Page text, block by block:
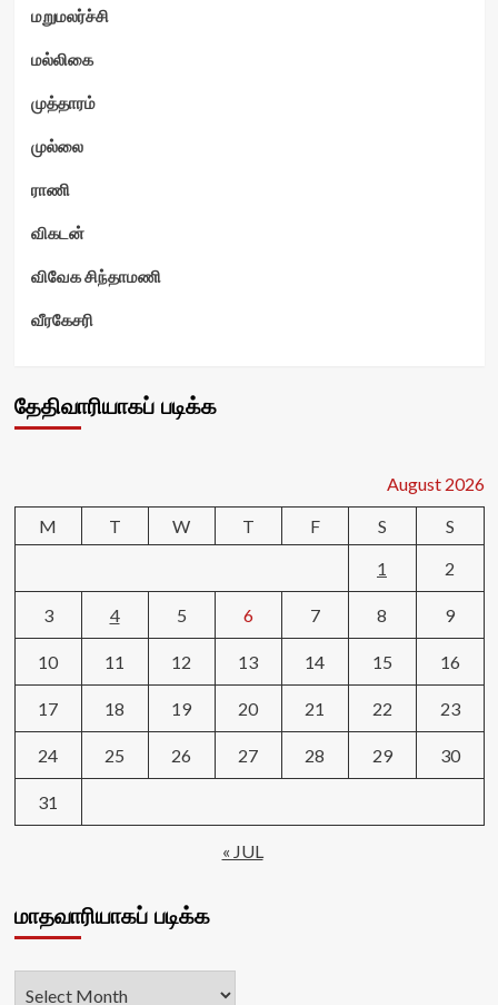
மறுமலர்ச்சி
மல்லிகை
முத்தாரம்
முல்லை
ராணி
விகடன்
விவேக சிந்தாமணி
வீரகேசரி
தேதிவாரியாகப் படிக்க
August 2026
M
T W T F S
S
1
2
3 4 5 6 7 8 9
10 11 12 13 14 15 16
17 18 19 20 21 22 23
24 25 26 27 28 29 30
31
« JUL
மாதவாரியாகப் படிக்க